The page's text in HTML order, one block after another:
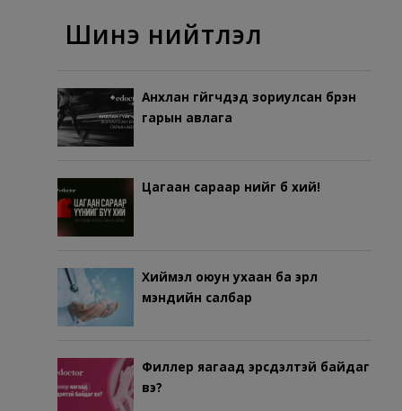
Шинэ нийтлэл
Анхлан гүйгчдэд зориулсан бүрэн
гарын авлага
Цагаан сараар үүнийг бүү хий!
Хиймэл оюун ухаан ба эрүүл
мэндийн салбар
Филлер яагаад эрсдэлтэй байдаг
вэ?